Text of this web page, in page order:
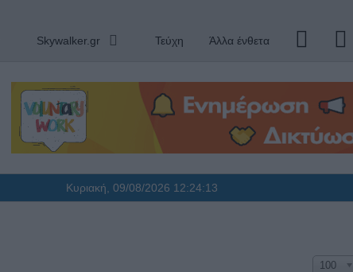
Skywalker.gr Τεύχη Άλλα ένθετα
Κυριακή, 09/08/2026 12:24:13
100